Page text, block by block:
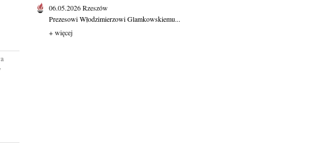
06.05.2026Rzeszów
Prezesowi Włodzimierzowi Glamkowskiemu...
+ więcej